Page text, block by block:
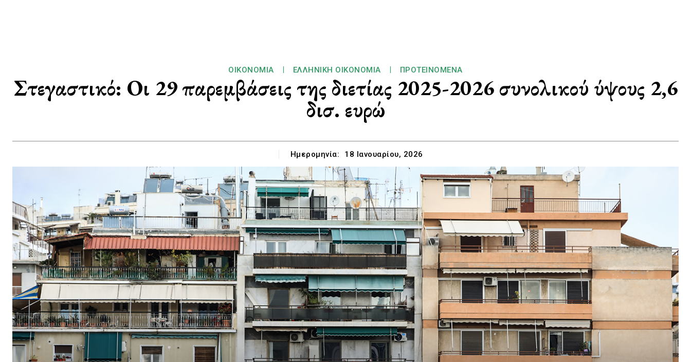
ΟΙΚΟΝΟΜΊΑ ΕΛΛΗΝΙΚΉ ΟΙΚΟΝΟΜΊΑ ΠΡΟΤΕΙΝΌΜΕΝΑ
Στεγαστικό: Οι 29 παρεμβάσεις της διετίας 2025-2026 συνολικού ύψους 2,6
δισ. ευρώ
Ημερομηνία: 18 Ιανουαρίου, 2026